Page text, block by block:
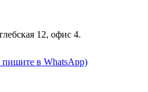
12, офис 4.
пишите в WhatsApp)